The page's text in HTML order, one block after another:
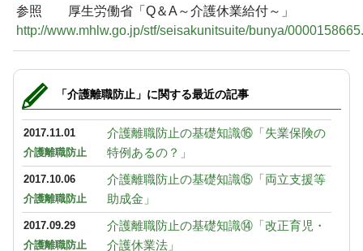
参照 厚生労働省「Q＆A～介護休業給付～」
http://www.mhlw.go.jp/stf/seisakunitsuite/bunya/
「介護離職防止」に関する最近の記事
2017.11.01
介護離職防止
介護離職防止の基礎知識⑯「失業保険の
特例あるの？」
2017.10.06
介護離職防止
介護離職防止の基礎知識⑮「両立支援等
助成金」
2017.09.29
介護離職防止
介護離職防止の基礎知識⑭「改正育児・
介護休業法」